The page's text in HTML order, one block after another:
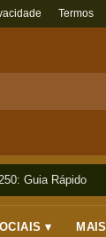
Termos
Guia Rápido
▾